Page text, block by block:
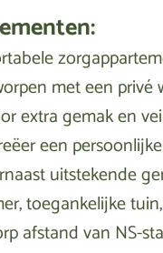
met een
extra gemak en
een
uitstekende
toegankelijke
afstand van NS-